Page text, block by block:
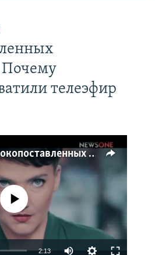
Почему
телеэфир
Страна самых высокопоставленных телеведущих. Почему политики захватили телеэфир Украины
currently available
2:13